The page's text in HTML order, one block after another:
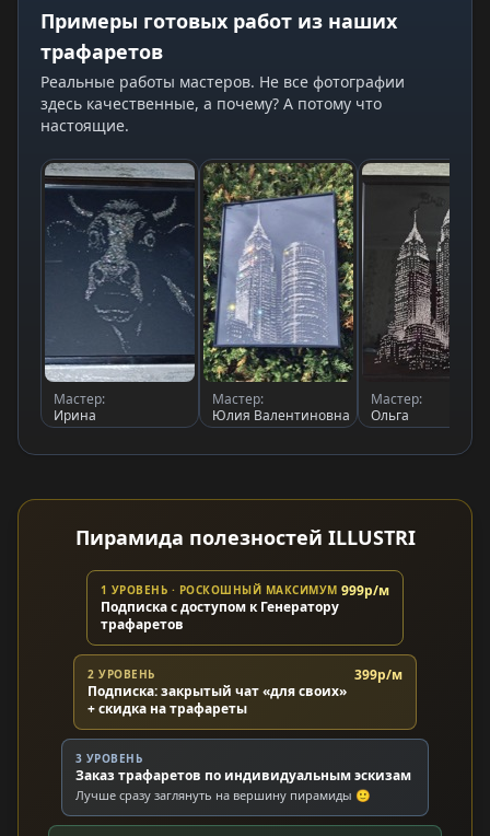
Примеры готовых работ из наших
трафаретов
Реальные работы мастеров. Не все фотографии
здесь качественные, а почему? А потому что
настоящие.
Мастер:
Ирина
Мастер:
Юлия Валентиновна
Мастер:
Ольга
Пирамида полезностей ILLUSTRI
1 УРОВЕНЬ · РОСКОШНЫЙ МАКСИМУМ
Подписка с доступом к Генератору
трафаретов
999р/м
2 УРОВЕНЬ
Подписка: закрытый чат «для своих»
+ скидка на трафареты
399р/м
3 УРОВЕНЬ
Заказ трафаретов по индивидуальным эскизам
Лучше сразу заглянуть на вершину пирамиды 🙂